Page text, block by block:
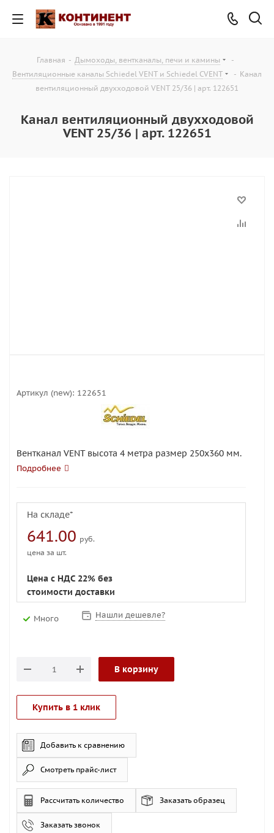
Главная - Дымоходы, вентканалы, печи и камины
-
Вентиляционные каналы Schiedel VENT и Schiedel CVENT
- Канал
вентиляционный двухходовой VENT 25/36 | арт. 122651
Канал вентиляционный двухходовой
VENT 25/36 | арт. 122651
Артикул (new): 122651
Вентканал VENT высота 4 метра размер 250х360 мм.
Подробнее
На складе*
641.00 руб.
цена за шт.
Цена с НДС 22% без
стоимости доставки
Много Нашли дешевле?
В корзину
Купить в 1 клик
Смотреть прайс-лист
Добавить к сравнению
Рассчитать количество Заказать образец
Заказать звонок